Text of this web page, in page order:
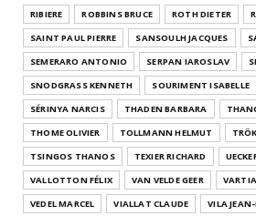
RIBIERE
ROBBINS BRUCE ROTH DIETER
SAINT PAUL PIERRE
SANSOULH JACQUES
SEMERARO ANTONIO
SERPAN IAROSLAV
SNODGRASS KENNETH
SOURIMENT ISABELLE
SÉRINYA NARCIS
THADEN BARBARA
THOME OLIVIER
TOLLMANN HELMUT
TSINGOS THANOS
TEXIER RICHARD
VALLOTTON FÉLIX
VAN VELDE GEER
VEDEL MARCEL
VIALLAT CLAUDE
VILA